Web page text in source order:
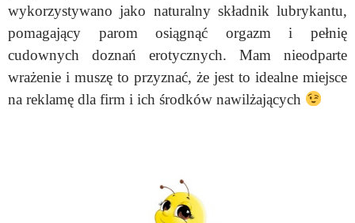
wykorzystywano jako naturalny składnik lubrykantu,
pomagający parom osiągnąć orgazm i pełnię
cudownych doznań erotycznych. Mam nieodparte
wrażenie i muszę to przyznać, że jest to idealne miejsce
na reklamę dla firm i ich środków nawilżających